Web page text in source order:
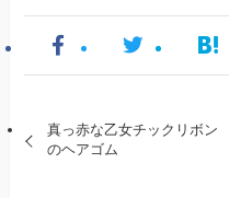
真っ赤な乙女チックリボン
のヘアゴム